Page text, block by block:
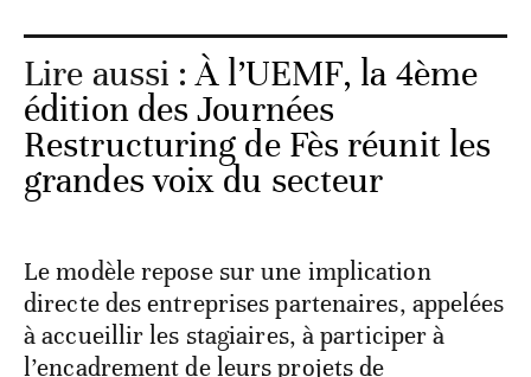
Lire aussi :À l’UEMF, la 4ème
édition des Journées
Restructuring de Fès réunit les
grandes voix du secteur
Le modèle repose sur une implication
directe des entreprises partenaires, appelées
à accueillir les stagiaires, à participer à
l’encadrement de leurs projets de